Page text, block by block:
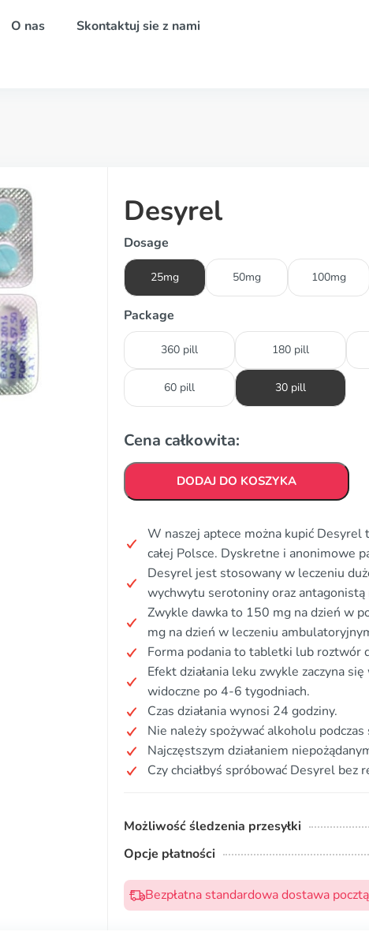
O nas Skontaktuj sie z nami
Desyrel
Dosage
25mg 50mg 100mg
Package
360 pill 180 pill
60 pill 30 pill
Cena całkowita:
DODAJ DO KOSZYKA
W naszej aptece można kupić
całej Polsce. Dyskretne i anonimowe
Desyrel jest stosowany w leczeniu
wychwytu serotoniny oraz
Zwykle dawka to 150 mg na dzień w
mg na dzień w leczeniu
Forma podania to tabletki lub roztwór
Efekt działania leku zwykle zaczyna
widoczne po 4-6 tygodniach.
Czas działania wynosi 24 godziny.
Nie należy spożywać alkoholu
Najczęstszym działaniem
Czy chciałbyś spróbować Desyrel bez
Możliwość śledzenia przesyłki
Opcje płatności
Bezpłatna standardowa dostawa